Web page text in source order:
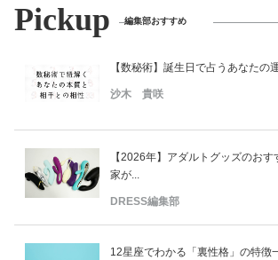
Pickup 編集部おすすめ
【数秘術】誕生日で占うあなたの
沙木 貴咲
【2026年】アダルトグッズのお
家が...
DRESS編集部
12星座でわかる「裏性格」の特徴